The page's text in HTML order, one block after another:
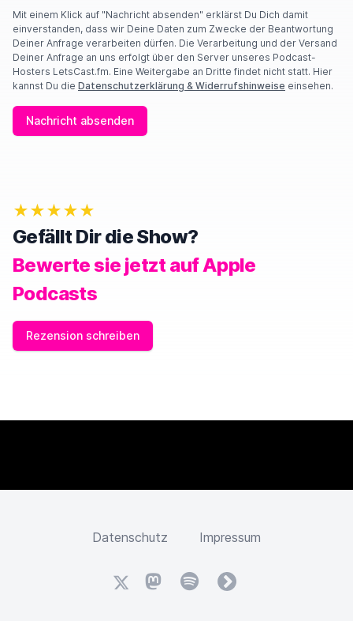
Mit einem Klick auf "Nachricht absenden" erklärst Du Dich damit
einverstanden, dass wir Deine Daten zum Zwecke der Beantwortung
Deiner Anfrage verarbeiten dürfen. Die Verarbeitung und der Versand
Deiner Anfrage an uns erfolgt über den Server unseres Podcast-
Hosters LetsCast.fm. Eine Weitergabe an Dritte findet nicht statt. Hier
kannst Du die Datenschutzerklärung & Widerrufshinweise einsehen.
Nachricht absenden
★★★★★
Gefällt Dir die Show?
Bewerte sie jetzt auf Apple
Podcasts
Rezension schreiben
Datenschutz Impressum
X MastodonSpotifyfyyd